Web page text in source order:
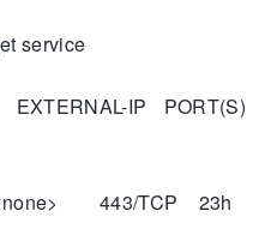
service
IP PORT(S)
443/TCP 23h